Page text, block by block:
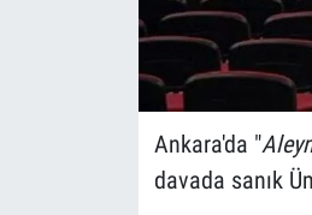
Ankara'da "
davada sanık